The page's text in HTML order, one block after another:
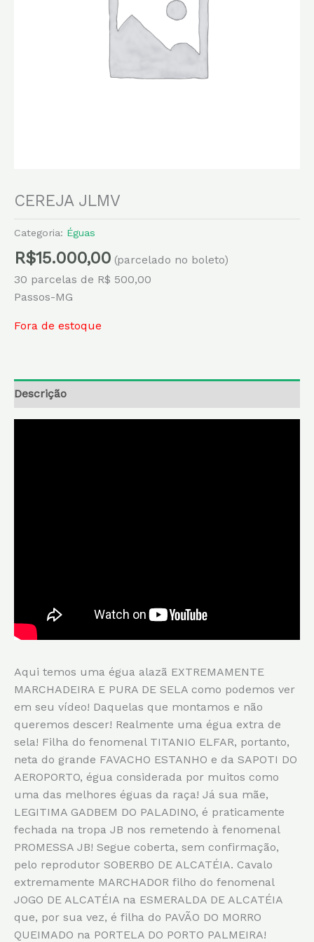
CEREJA JLMV
Categoria: Éguas
R$15.000,00 (parcelado no boleto)
30 parcelas de R$ 500,00
Passos-MG
Fora de estoque
Descrição
Aqui temos uma égua alazã EXTREMAMENTE
MARCHADEIRA E PURA DE SELA como podemos ver
em seu vídeo! Daquelas que montamos e não
queremos descer! Realmente uma égua extra de
sela! Filha do fenomenal TITANIO ELFAR, portanto,
neta do grande FAVACHO ESTANHO e da SAPOTI DO
AEROPORTO, égua considerada por muitos como
uma das melhores éguas da raça! Já sua mãe,
LEGITIMA GADBEM DO PALADINO, é praticamente
fechada na tropa JB nos remetendo à fenomenal
PROMESSA JB! Segue coberta, sem confirmação,
pelo reprodutor SOBERBO DE ALCATÉIA. Cavalo
extremamente MARCHADOR filho do fenomenal
JOGO DE ALCATÉIA na ESMERALDA DE ALCATÉIA
que, por sua vez, é filha do PAVÃO DO MORRO
QUEIMADO na PORTELA DO PORTO PALMEIRA!